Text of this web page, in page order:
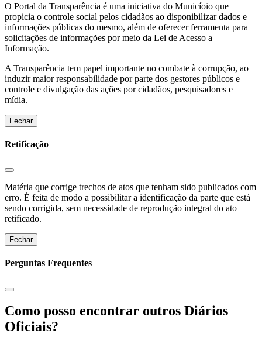
O Portal da Transparência é uma iniciativa do Municíoio que
propicia o controle social pelos cidadãos ao disponibilizar dados e
informações públicas do mesmo, além de oferecer ferramenta para
solicitações de informações por meio da Lei de Acesso a
Informação.
A Transparência tem papel importante no combate à corrupção, ao
induzir maior responsabilidade por parte dos gestores públicos e
controle e divulgação das ações por cidadãos, pesquisadores e
mídia.
Fechar
Retificação
Matéria que corrige trechos de atos que tenham sido publicados com
erro. É feita de modo a possibilitar a identificação da parte que está
sendo corrigida, sem necessidade de reprodução integral do ato
retificado.
Fechar
Perguntas Frequentes
Como posso encontrar outros Diários
Oficiais?